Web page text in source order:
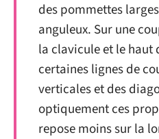
des pommettes
anguleux. Sur une
la clavicule et le haut
certaines lignes de
verticales et des
optiquement ces
repose moins sur la